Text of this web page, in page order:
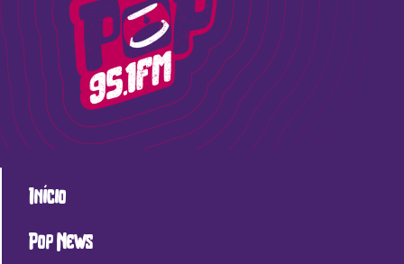
Início
Pop News